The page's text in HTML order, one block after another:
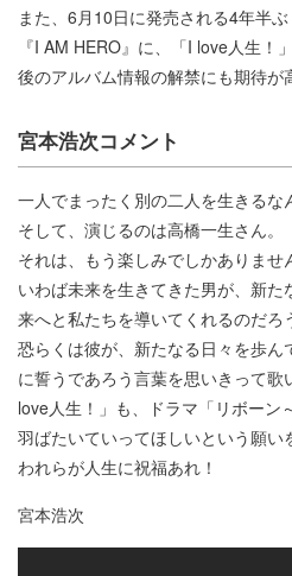
また、6月10日に発売される4年半
『I AM HERO』に、「I love人生！
後のアルバム情報の解禁にも期待が
宮本浩次コメント
一人でまったく別の二人を生きるな
そして、演じるのは高橋一生さん。
それは、もう楽しみでしかありませ
いわば未来を生きてきた男が、新
来へと私たちを導いてくれるのだろ
恐らくは彼が、新たなる日々を歩ん
に誓うであろう言葉を思いきって
love人生！」も、ドラマ「リボーン
羽ばたいていってほしいという願い
われらが人生に祝福あれ！
宮本浩次